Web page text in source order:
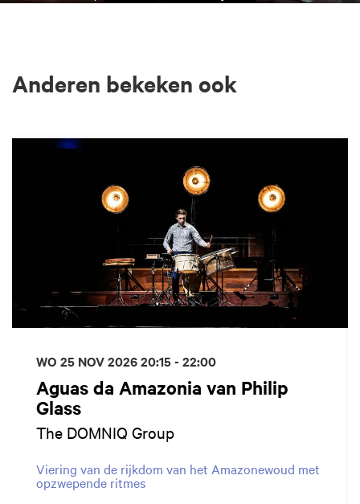
Anderen bekeken ook
Aguas da Amazonia van Philip
Glass
The DOMNIQ Group
Viering van de rijkdom van het Amazonewoud met
opzwepende ritmes
WO 25 NOV 202620:15 - 22:00